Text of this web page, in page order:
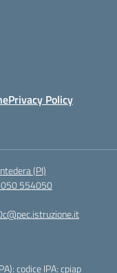
Privacy Policy
(PI)
050 554050
codice IPA: cpiap